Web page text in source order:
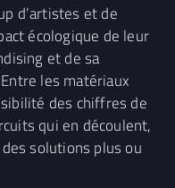
d’artistes et de
écologique de leur
et de sa
les matériaux
des chiffres de
qui en découlent,
solutions plus ou